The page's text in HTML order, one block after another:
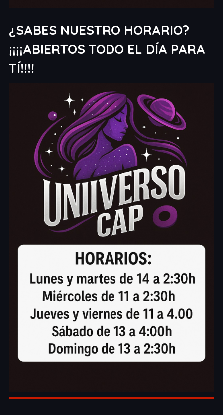
¿SABES NUESTRO HORARIO?
¡¡¡¡ABIERTOS TODO EL DÍA PARA
TÍ!!!!